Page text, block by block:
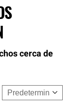
cerca de